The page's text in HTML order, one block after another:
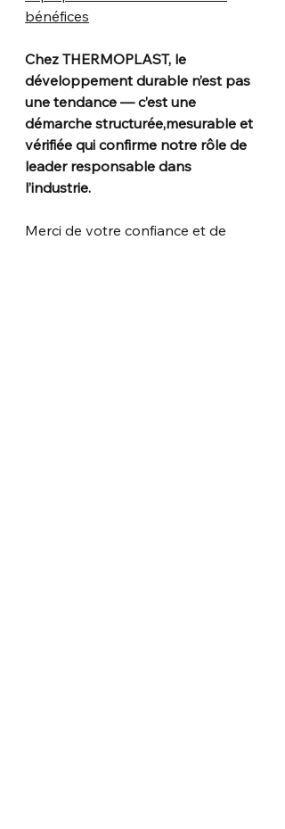
bénéfices
Chez THERMOPLAST, le
développement durable n’est pas
une tendance — c’est une
démarche structurée,mesurable et
vérifiée qui confirme notre rôle de
leader responsable dans
l’industrie.
Merci de votre confiance et de